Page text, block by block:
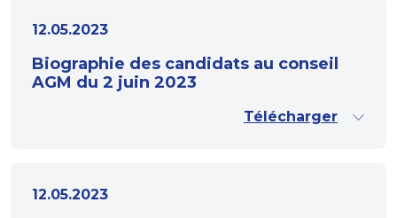
12.05.2023
Biographie des candidats au conseil
AGM du 2 juin 2023
Télécharger
12.05.2023